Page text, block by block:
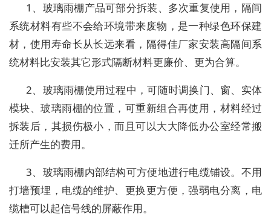
1、玻璃雨棚产品可部分拆装、多次重复使用，隔间
系统材料有些不会给环境带来废物，是一种绿色环保建
材，使用寿命长从长远来看，隔得佳厂家安装高隔间系
统材料比安装其它形式隔断材料更廉价、更为合算。
2、玻璃雨棚使用过程中，可随时调换门、窗、实体
模块、玻璃雨棚的位置，可重新组合再使用，材料经过
拆装后，其损伤极小，而且可以大大降低办公室经常搬
迁所产生的费用。
3、玻璃雨棚内部结构可方便地进行电缆铺设。不用
打墙预埋，电缆的维护、更换更方便，强弱电分离，电
缆槽可以起信号线的屏蔽作用。